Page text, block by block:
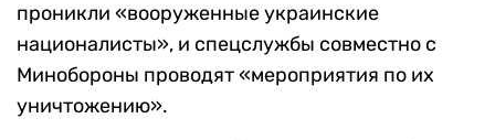
проникли «вооруженные украинские
националисты», и спецслужбы совместно с
Минобороны проводят «мероприятия по их
уничтожению».